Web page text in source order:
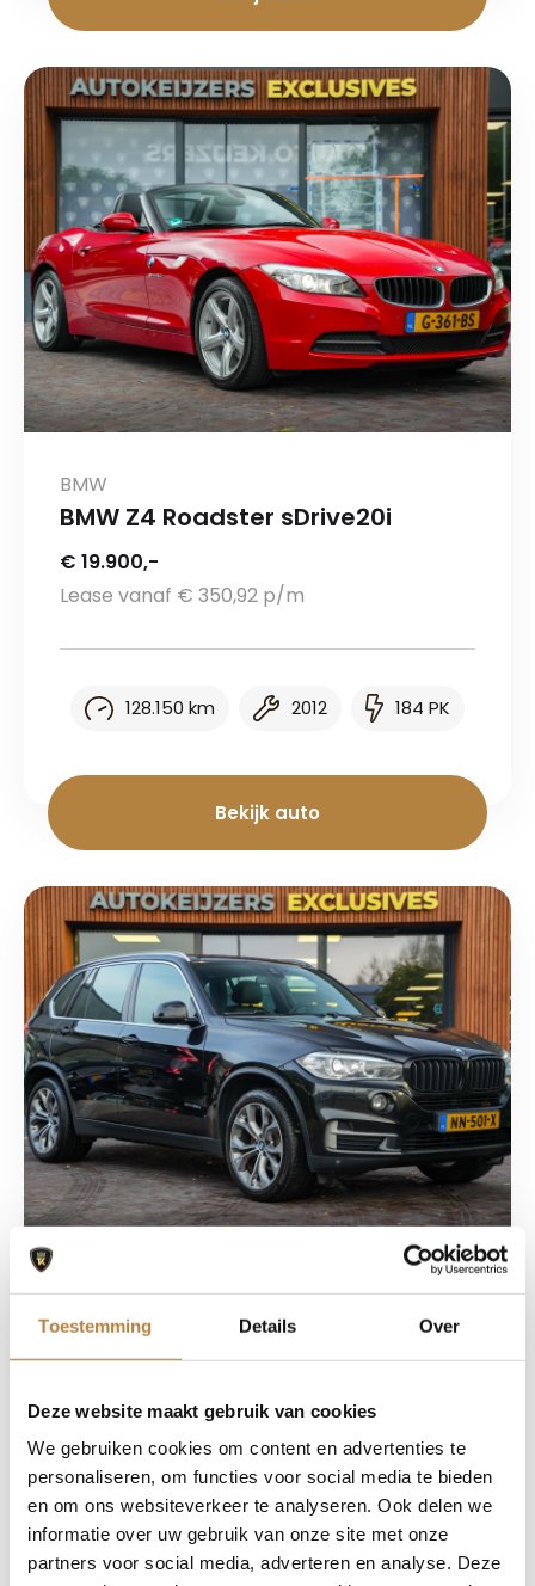
Toestemming Details Over
Deze website maakt gebruik van cookies
We gebruiken cookies om content en advertenties te
personaliseren, om functies voor social media te bieden
en om ons websiteverkeer te analyseren. Ook delen we
informatie over uw gebruik van onze site met onze
partners voor social media, adverteren en analyse. Deze
BMW
BMW Z4 Roadster sDrive20i
€ 19.900,-
Lease vanaf € 350,92 p/m
128.150 km 2012 184 PK
Bekijk auto
BMW
BMW X5 xDrive25d Centennial
Executive 7p.
€ 24.900,-
Lease vanaf € 439,09 p/m
196.711 km 2017 231 PK